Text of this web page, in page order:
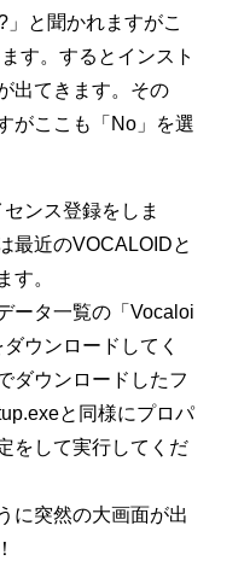
」と聞かれますがこ
す。するとインスト
出てきます。その
がここも「No」を選
ンス登録をしま
最近のVOCALOIDと
す。
ータ一覧の「Vocaloi
ウンロードしてく
ダウンロードしたフ
と同様にプロパ
をして実行してくだ
に突然の大画面が出